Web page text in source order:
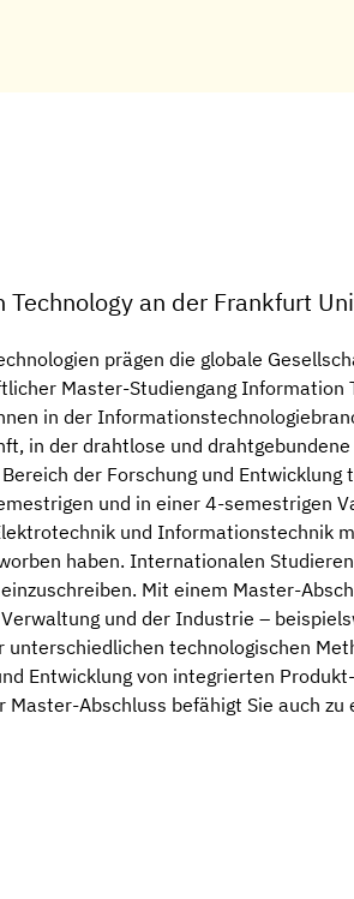
an der Frankfurt
prägen die globale
Master-Studiengang
in der
in der drahtlose und
der Forschung und
und in einer 4-semestrigen
und Informationstechnik
haben. Internationalen
Mit einem Master-
und der Industrie –
technologischen
Entwicklung von integrierten
Abschluss befähigt Sie auch